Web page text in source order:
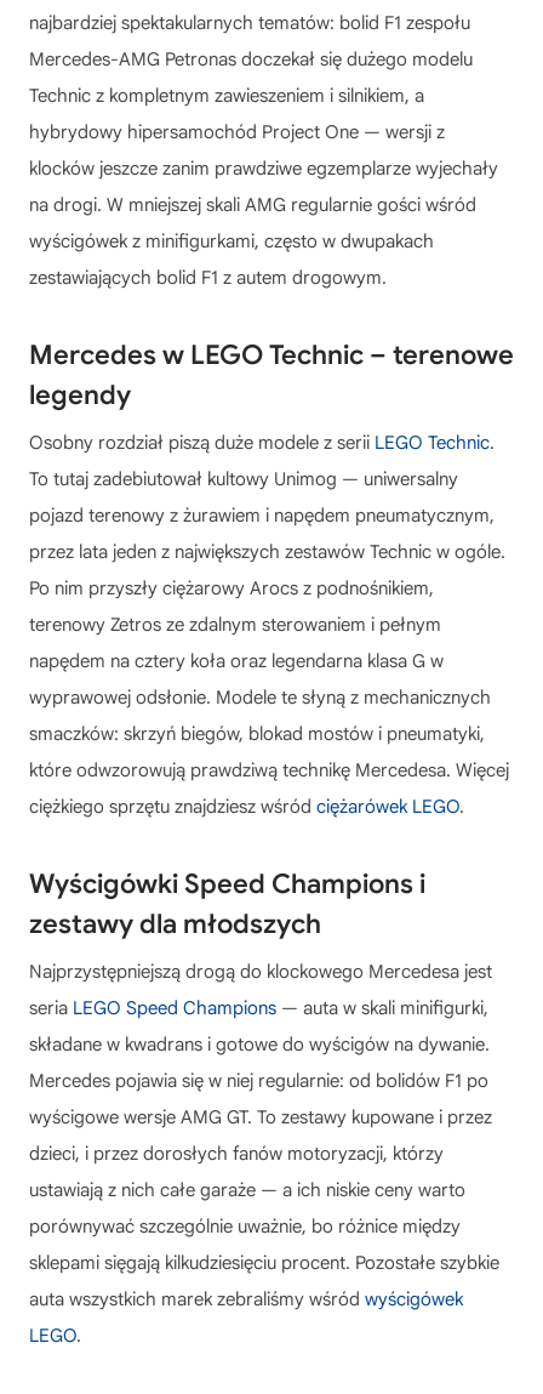
najbardziej spektakularnych tematów: bolid F1 zespołu
Mercedes-AMG Petronas doczekał się dużego modelu
Technic z kompletnym zawieszeniem i silnikiem, a
hybrydowy hipersamochód Project One — wersji z
klocków jeszcze zanim prawdziwe egzemplarze wyjechały
na drogi. W mniejszej skali AMG regularnie gości wśród
wyścigówek z minifigurkami, często w dwupakach
zestawiających bolid F1 z autem drogowym.
Mercedes w LEGO Technic – terenowe
legendy
Osobny rozdział piszą duże modele z serii LEGO Technic.
To tutaj zadebiutował kultowy Unimog — uniwersalny
pojazd terenowy z żurawiem i napędem pneumatycznym,
przez lata jeden z największych zestawów Technic w ogóle.
Po nim przyszły ciężarowy Arocs z podnośnikiem,
terenowy Zetros ze zdalnym sterowaniem i pełnym
napędem na cztery koła oraz legendarna klasa G w
wyprawowej odsłonie. Modele te słyną z mechanicznych
smaczków: skrzyń biegów, blokad mostów i pneumatyki,
które odwzorowują prawdziwą technikę Mercedesa. Więcej
ciężkiego sprzętu znajdziesz wśród ciężarówek LEGO.
Wyścigówki Speed Champions i
zestawy dla młodszych
Najprzystępniejszą drogą do klockowego Mercedesa jest
seria LEGO Speed Champions — auta w skali minifigurki,
składane w kwadrans i gotowe do wyścigów na dywanie.
Mercedes pojawia się w niej regularnie: od bolidów F1 po
wyścigowe wersje AMG GT. To zestawy kupowane i przez
dzieci, i przez dorosłych fanów motoryzacji, którzy
ustawiają z nich całe garaże — a ich niskie ceny warto
porównywać szczególnie uważnie, bo różnice między
sklepami sięgają kilkudziesięciu procent. Pozostałe szybkie
auta wszystkich marek zebraliśmy wśród wyścigówek
LEGO.